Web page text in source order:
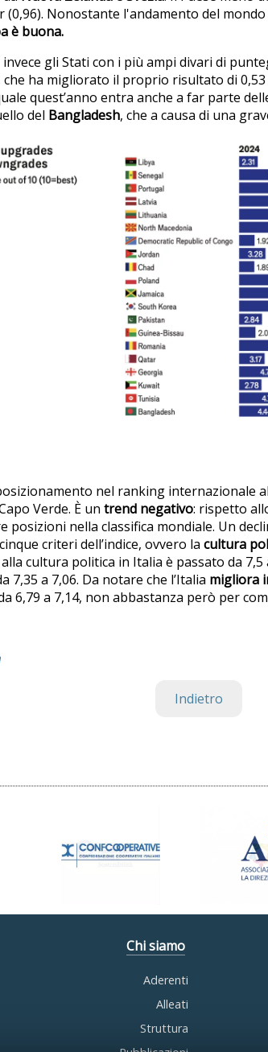
(0,96). Nonostante l'andamento del
è buona.
gli Stati con i più ampi divari di
che ha migliorato il proprio risultato di
quest’anno entra anche a far parte
del Bangladesh, che a causa di una
nel ranking internazionale al
Verde. È un trend negativo: rispetto
posizioni nella classifica mondiale. Un
criteri dell’indice, ovvero la cultura
alla cultura politica in Italia è passato da
7,35 a 7,06. Da notare che l’Italia migliora
6,79 a 7,14, non abbastanza però per
Indietro
Chi siamo
Aderenti
Alleati
Struttura